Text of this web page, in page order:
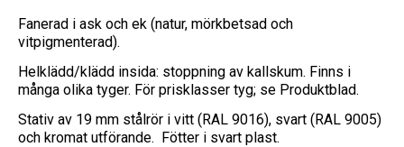
Fanerad i ask och ek (natur, mörkbetsad och
vitpigmenterad).
Helklädd/klädd insida: stoppning av kallskum. Finns i
många olika tyger. För prisklasser tyg; se Produktblad.
Stativ av 19 mm stålrör i vitt (RAL 9016), svart (RAL 9005)
och kromat utförande. Fötter i svart plast.